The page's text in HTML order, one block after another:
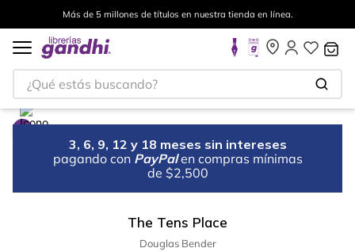
Más de 5 millones de títulos en nuestra tienda en línea.
¿Qué estás buscando?
3, 6, 9, 12 y 18 meses sin intereses
pagando con PayPal en compras mínimas
de $2,500
The Tens Place
Douglas Bender